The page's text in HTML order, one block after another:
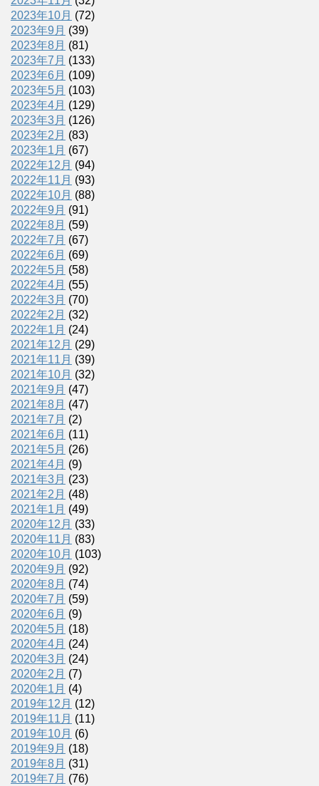
2023年10月 (72)
2023年9月 (39)
2023年8月 (81)
2023年7月 (133)
2023年6月 (109)
2023年5月 (103)
2023年4月 (129)
2023年3月 (126)
2023年2月 (83)
2023年1月 (67)
2022年12月 (94)
2022年11月 (93)
2022年10月 (88)
2022年9月 (91)
2022年8月 (59)
2022年7月 (67)
2022年6月 (69)
2022年5月 (58)
2022年4月 (55)
2022年3月 (70)
2022年2月 (32)
2022年1月 (24)
2021年12月 (29)
2021年11月 (39)
2021年10月 (32)
2021年9月 (47)
2021年8月 (47)
2021年7月 (2)
2021年6月 (11)
2021年5月 (26)
2021年4月 (9)
2021年3月 (23)
2021年2月 (48)
2021年1月 (49)
2020年12月 (33)
2020年11月 (83)
2020年10月 (103)
2020年9月 (92)
2020年8月 (74)
2020年7月 (59)
2020年6月 (9)
2020年5月 (18)
2020年4月 (24)
2020年3月 (24)
2020年2月 (7)
2020年1月 (4)
2019年12月 (12)
2019年11月 (11)
2019年10月 (6)
2019年9月 (18)
2019年8月 (31)
2019年7月 (76)